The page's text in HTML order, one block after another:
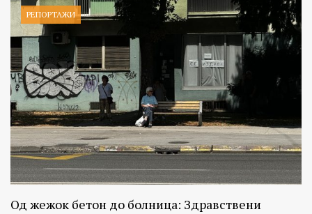
РЕПОРТАЖИ
Од жежок бетон до болница: Здравствени